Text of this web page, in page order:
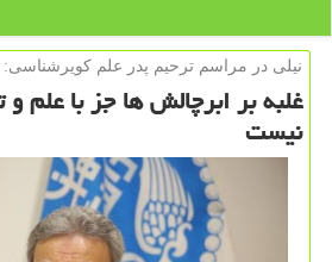
نیلی در مراسم ترحیم پدر علم كویرشناسی:
غلبه بر ابرچالش ها جز با علم
نیست